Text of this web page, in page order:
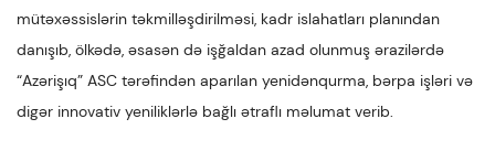
mütəxəssislərin təkmilləşdirilməsi, kadr islahatları planından
danışıb, ölkədə, əsasən də işğaldan azad olunmuş ərazilərdə
“Azərişıq” ASC tərəfindən aparılan yenidənqurma, bərpa işləri və
digər innovativ yeniliklərlə bağlı ətraflı məlumat verib.